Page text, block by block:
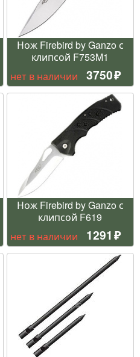
Нож Firebird by Ganzo с
клипсой F753M1
нет в наличии
3750
Нож Firebird by Ganzo с
клипсой F619
нет в наличии
1291